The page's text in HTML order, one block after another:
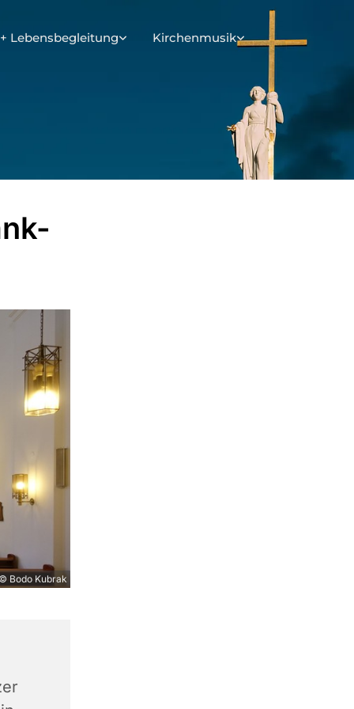
Lebensbegleitung Kirchenmusik
Bodo Kubrak